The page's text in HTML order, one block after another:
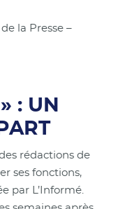
la Presse –
: UN
rédactions de
ses fonctions,
par L’Informé.